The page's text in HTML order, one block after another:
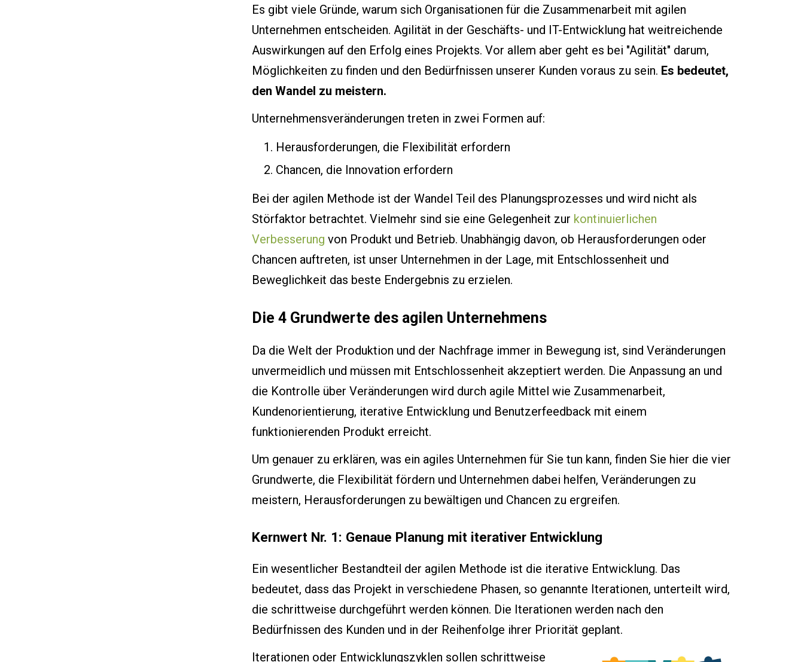
Es gibt viele Gründe, warum sich Organisationen für die Zusammenarbeit mit agilen
Unternehmen entscheiden. Agilität in der Geschäfts- und IT-Entwicklung hat weitreichende
Auswirkungen auf den Erfolg eines Projekts. Vor allem aber geht es bei "Agilität" darum,
Möglichkeiten zu finden und den Bedürfnissen unserer Kunden voraus zu sein. Es bedeutet,
den Wandel zu meistern.
Unternehmensveränderungen treten in zwei Formen auf:
Herausforderungen, die Flexibilität erfordern
Chancen, die Innovation erfordern
Bei der agilen Methode ist der Wandel Teil des Planungsprozesses und wird nicht als
Störfaktor betrachtet. Vielmehr sind sie eine Gelegenheit zur kontinuierlichen
Verbesserung von Produkt und Betrieb. Unabhängig davon, ob Herausforderungen oder
Chancen auftreten, ist unser Unternehmen in der Lage, mit Entschlossenheit und
Beweglichkeit das beste Endergebnis zu erzielen.
Die 4 Grundwerte des agilen Unternehmens
Da die Welt der Produktion und der Nachfrage immer in Bewegung ist, sind Veränderungen
unvermeidlich und müssen mit Entschlossenheit akzeptiert werden. Die Anpassung an und
die Kontrolle über Veränderungen wird durch agile Mittel wie Zusammenarbeit,
Kundenorientierung, iterative Entwicklung und Benutzerfeedback mit einem
funktionierenden Produkt erreicht.
Um genauer zu erklären, was ein agiles Unternehmen für Sie tun kann, finden Sie hier die vier
Grundwerte, die Flexibilität fördern und Unternehmen dabei helfen, Veränderungen zu
meistern, Herausforderungen zu bewältigen und Chancen zu ergreifen.
Kernwert Nr. 1: Genaue Planung mit iterativer Entwicklung
Ein wesentlicher Bestandteil der agilen Methode ist die iterative Entwicklung. Das
bedeutet, dass das Projekt in verschiedene Phasen, so genannte Iterationen, unterteilt wird,
die schrittweise durchgeführt werden können. Die Iterationen werden nach den
Bedürfnissen des Kunden und in der Reihenfolge ihrer Priorität geplant.
Iterationen oder Entwicklungszyklen sollen schrittweise